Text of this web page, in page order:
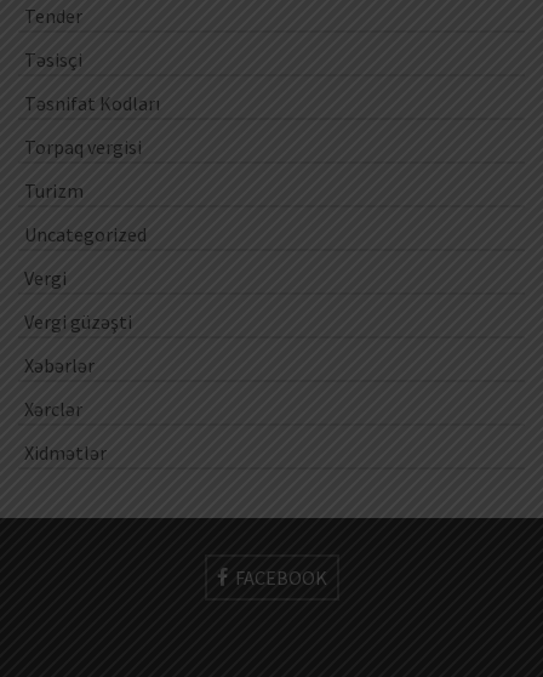
Tender
Təsisçi
Təsnifat Kodları
Torpaq vergisi
Turizm
Uncategorized
Vergi
Vergi güzəşti
Xəbərlər
Xərclər
Xidmətlər
FACEBOOK